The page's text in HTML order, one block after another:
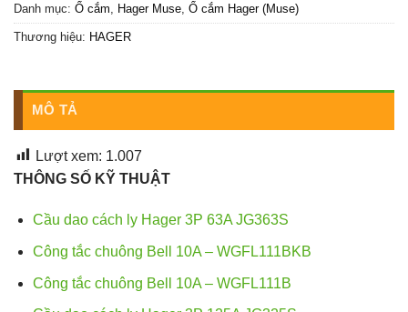
Danh mục: Ổ cắm Hager Muse Ổ cắm Hager (Muse)
Thương hiệu: HAGER
MÔ TẢ
Lượt xem: 1.007
THÔNG SỐ KỸ THUẬT
Cầu dao cách ly Hager 3P 63A JG363S
Công tắc chuông Bell 10A – WGFL111BKB
Công tắc chuông Bell 10A – WGFL111B